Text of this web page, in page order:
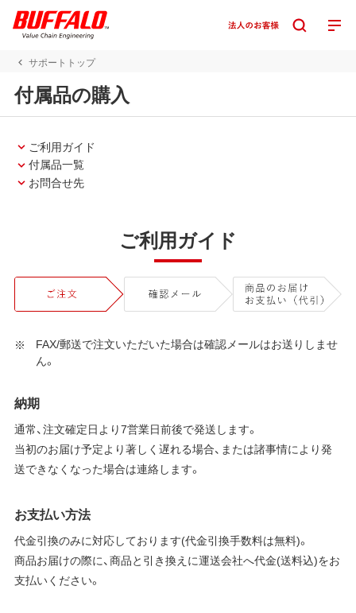
サポートトップ
付属品の購入
ご利用ガイド
付属品一覧
お問合せ先
ご利用ガイド
FAX/郵送で注文いただいた場合は確認メールはお送りしませ
ん。
納期
通常、注文確定日より7営業日前後で発送します。
当初のお届け予定より著しく遅れる場合、または諸事情により発
送できなくなった場合は連絡します。
お支払い方法
代金引換のみに対応しております(代金引換手数料は無料)。
商品お届けの際に、商品と引き換えに運送会社へ代金(送料込)をお
支払いください。